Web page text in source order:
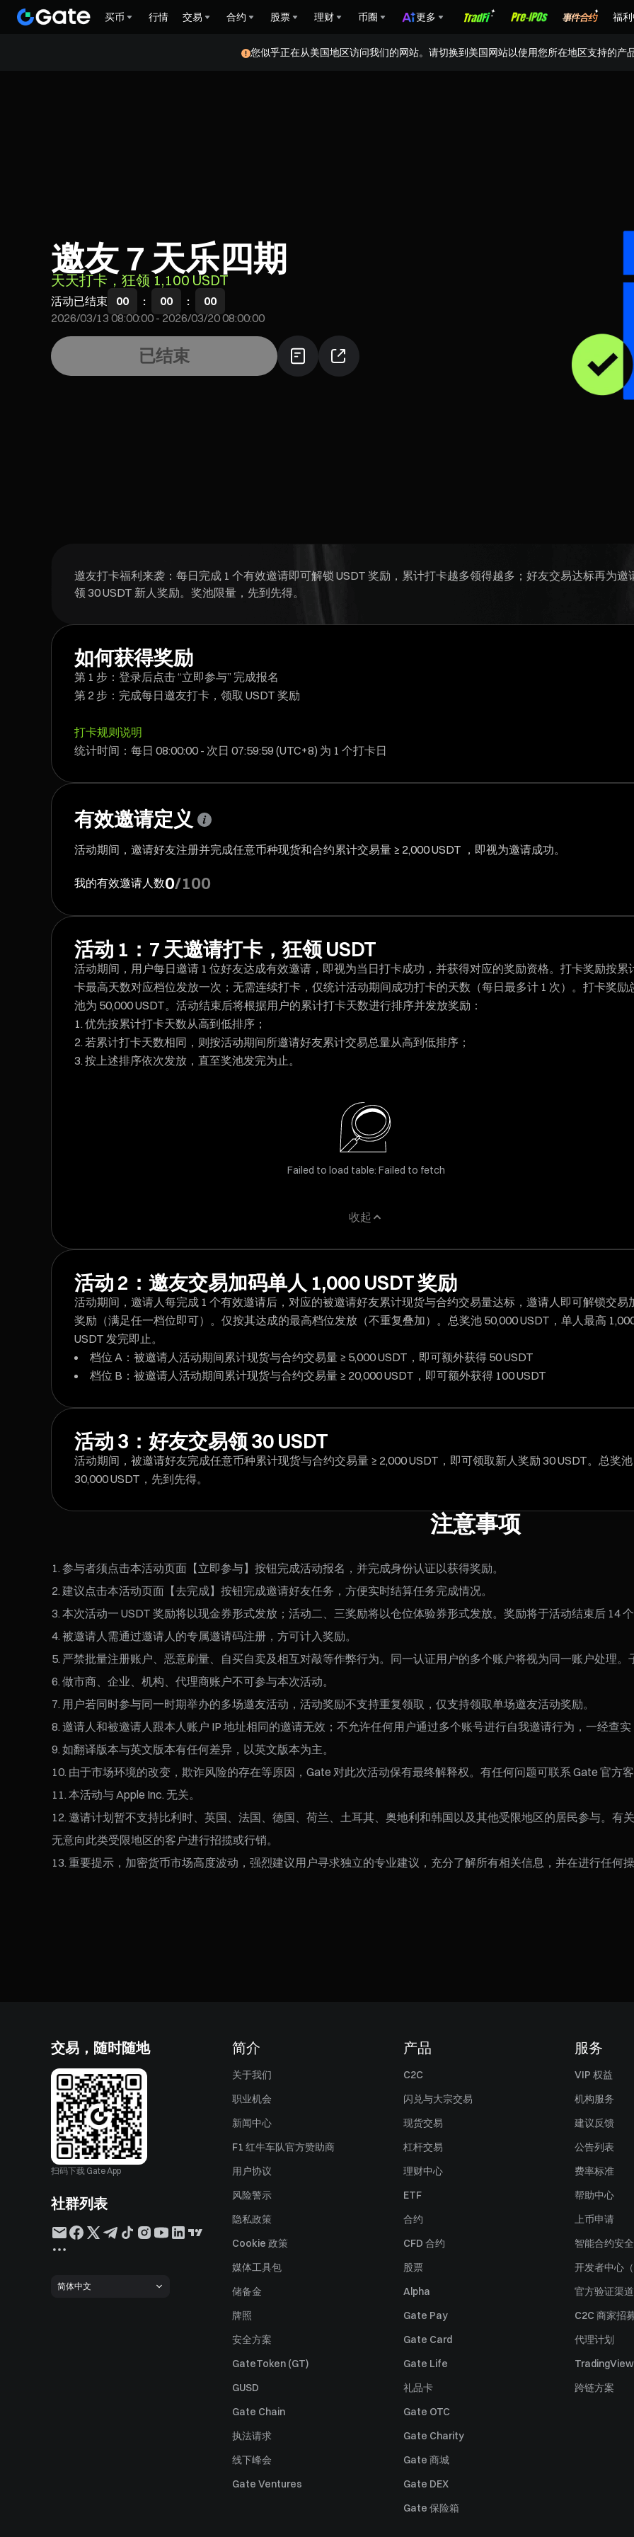
买币 行情 交易 合约 股票 理财 币圈 更多 福
您似乎正在从美国地区访问我们的网站。请切换到美国网站以使用您所在地区支持的产
邀友 7 天乐四期
天天打卡，狂领 1,100 USDT
活动已结束 00 : 00 :
00
2026/03/13 08:00:00-2026/03/20 08:00:00
已结束
邀友打卡福利来袭：每日完成 1 个有效邀请即可解锁 USDT 奖励，累计打卡越多领得越多；好友交易达标再为
领 30 USDT 新人奖励。奖池限量，先到先得。
如何获得奖励
第 1 步：登录后点击 “立即参与” 完成报名
第 2 步：完成每日邀友打卡，领取 USDT 奖励
打卡规则说明
统计时间：每日 08:00:00 - 次日 07:59:59 (UTC+8) 为 1 个打卡日
有效邀请定义
活动期间，邀请好友注册并完成任意币种现货和合约累计交易量 ≥ 2,000 USDT ，即视为邀请成功。
我的有效邀请人数0/100
活动 1：7 天邀请打卡，狂领 USDT
活动期间，用户每日邀请 1 位好友达成有效邀请，即视为当日打卡成功，并获得对应的奖励资格。打卡奖励按累
卡最高天数对应档位发放一次；无需连续打卡，仅统计活动期间成功打卡的天数（每日最多计 1 次）。打卡奖励
池为 50,000 USDT。活动结束后将根据用户的累计打卡天数进行排序并发放奖励：
优先按累计打卡天数从高到低排序；
若累计打卡天数相同，则按活动期间所邀请好友累计交易总量从高到低排序；
按上述排序依次发放，直至奖池发完为止。
Failed to load table: Failed to fetch
收起
活动 2：邀友交易加码单人 1,000 USDT 奖励
活动期间，邀请人每完成 1 个有效邀请后，对应的被邀请好友累计现货与合约交易量达标，邀请人即可解锁交易
奖励（满足任一档位即可）。仅按其达成的最高档位发放（不重复叠加）。总奖池 50,000 USDT，单人最高
USDT 发完即止。
档位 A：被邀请人活动期间累计现货与合约交易量 ≥ 5,000 USDT，即可额外获得 50 USDT
档位 B：被邀请人活动期间累计现货与合约交易量 ≥ 20,000 USDT，即可额外获得 100 USDT
活动 3：好友交易领 30 USDT
活动期间，被邀请好友完成任意币种累计现货与合约交易量 ≥ 2,000 USDT，即可领取新人奖励 30 USDT。总奖池
30,000 USDT，先到先得。
注意事项
参与者须点击本活动页面【立即参与】按钮完成活动报名，并完成身份认证以获得奖励。
建议点击本活动页面【去完成】按钮完成邀请好友任务，方便实时结算任务完成情况。
本次活动一 USDT 奖励将以现金券形式发放；活动二、三奖励将以仓位体验券形式发放。奖励将于活动结束后 14
被邀请人需通过邀请人的专属邀请码注册，方可计入奖励。
严禁批量注册账户、恶意刷量、自买自卖及相互对敲等作弊行为。同一认证用户的多个账户将视为同一账户处理。
做市商、企业、机构、代理商账户不可参与本次活动。
用户若同时参与同一时期举办的多场邀友活动，活动奖励不支持重复领取，仅支持领取单场邀友活动奖励。
邀请人和被邀请人跟本人账户 IP 地址相同的邀请无效；不允许任何用户通过多个账号进行自我邀请行为，一经查
如翻译版本与英文版本有任何差异，以英文版本为主。
由于市场环境的改变，欺诈风险的存在等原因，Gate 对此次活动保有最终解释权。有任何问题可联系 Gate 官方
本活动与 Apple Inc. 无关。
邀请计划暂不支持比利时、英国、法国、德国、荷兰、土耳其、奥地利和韩国以及其他受限地区的居民参与。有
无意向此类受限地区的客户进行招揽或行销。
重要提示，加密货币市场高度波动，强烈建议用户寻求独立的专业建议，充分了解所有相关信息，并在进行任何
交易，随时随地
扫码下载 Gate App
社群列表
简体中文
简介
关于我们
职业机会
新闻中心
F1 红牛车队官方赞助商
用户协议
风险警示
隐私政策
Cookie 政策
媒体工具包
储备金
牌照
安全方案
GateToken (GT)
GUSD
Gate Chain
执法请求
线下峰会
Gate Ventures
产品
C2C
闪兑与大宗交易
现货交易
杠杆交易
理财中心
ETF
合约
CFD 合约
股票
Alpha
Gate Pay
Gate Card
Gate Life
礼品卡
Gate OTC
Gate Charity
Gate 商城
Gate DEX
Gate 保险箱
服务
VIP 权益
机构服务
建议反馈
公告列表
费率标准
帮助中心
上币申请
智能合约安全
开发者中心
官方验证渠道
C2C 商家招
代理计划
TradingView
跨链方案